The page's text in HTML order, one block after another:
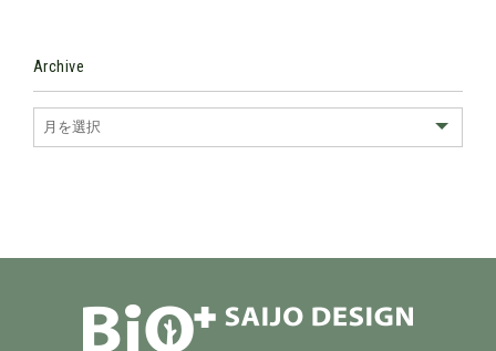
Archive